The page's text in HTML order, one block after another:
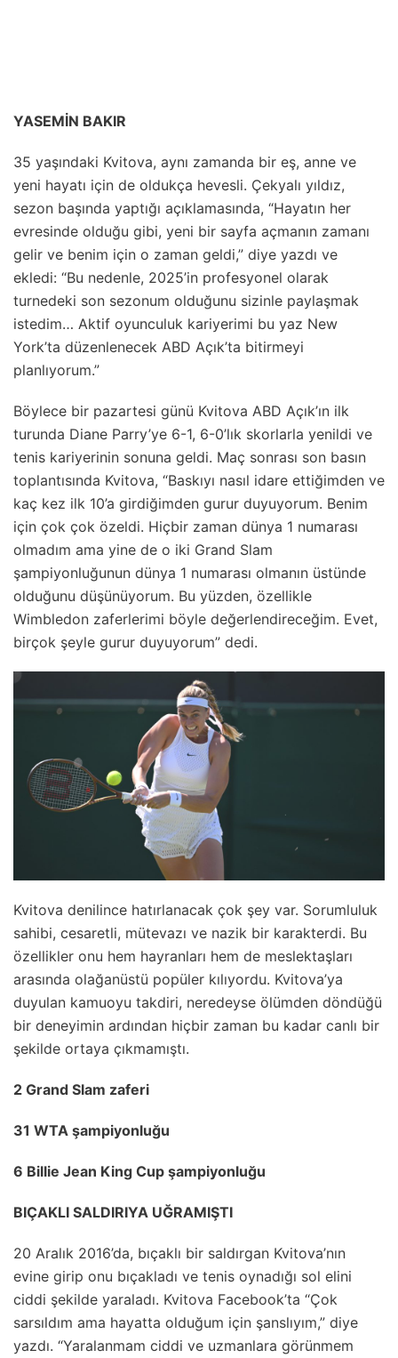
YASEMİN BAKIR
35 yaşındaki Kvitova, aynı zamanda bir eş, anne ve
yeni hayatı için de oldukça hevesli. Çekyalı yıldız,
sezon başında yaptığı açıklamasında, “Hayatın her
evresinde olduğu gibi, yeni bir sayfa açmanın zamanı
gelir ve benim için o zaman geldi,” diye yazdı ve
ekledi: “Bu nedenle, 2025’in profesyonel olarak
turnedeki son sezonum olduğunu sizinle paylaşmak
istedim… Aktif oyunculuk kariyerimi bu yaz New
York’ta düzenlenecek ABD Açık’ta bitirmeyi
planlıyorum.”
Böylece bir pazartesi günü Kvitova ABD Açık’ın ilk
turunda Diane Parry’ye 6-1, 6-0’lık skorlarla yenildi ve
tenis kariyerinin sonuna geldi. Maç sonrası son basın
toplantısında Kvitova, “Baskıyı nasıl idare ettiğimden ve
kaç kez ilk 10’a girdiğimden gurur duyuyorum. Benim
için çok çok özeldi. Hiçbir zaman dünya 1 numarası
olmadım ama yine de o iki Grand Slam
şampiyonluğunun dünya 1 numarası olmanın üstünde
olduğunu düşünüyorum. Bu yüzden, özellikle
Wimbledon zaferlerimi böyle değerlendireceğim. Evet,
birçok şeyle gurur duyuyorum” dedi.
Kvitova denilince hatırlanacak çok şey var. Sorumluluk
sahibi, cesaretli, mütevazı ve nazik bir karakterdi. Bu
özellikler onu hem hayranları hem de meslektaşları
arasında olağanüstü popüler kılıyordu. Kvitova’ya
duyulan kamuoyu takdiri, neredeyse ölümden döndüğü
bir deneyimin ardından hiçbir zaman bu kadar canlı bir
şekilde ortaya çıkmamıştı.
2 Grand Slam zaferi
31 WTA şampiyonluğu
6 Billie Jean King Cup şampiyonluğu
BIÇAKLI SALDIRIYA UĞRAMIŞTI
20 Aralık 2016’da, bıçaklı bir saldırgan Kvitova’nın
evine girip onu bıçakladı ve tenis oynadığı sol elini
ciddi şekilde yaraladı. Kvitova Facebook’ta “Çok
sarsıldım ama hayatta olduğum için şanslıyım,” diye
yazdı. “Yaralanmam ciddi ve uzmanlara görünmem